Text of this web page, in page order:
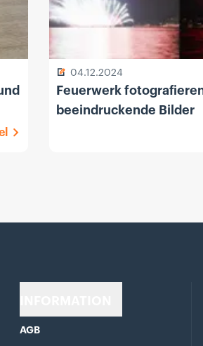
04.12.2024
Feuerwerk
beeindruckende Bilder
AGB